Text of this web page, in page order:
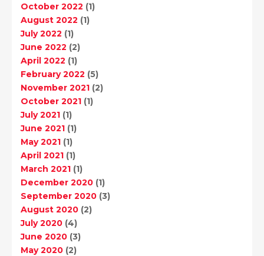
October 2022 (1)
August 2022 (1)
July 2022 (1)
June 2022 (2)
April 2022 (1)
February 2022 (5)
November 2021 (2)
October 2021 (1)
July 2021 (1)
June 2021 (1)
May 2021 (1)
April 2021 (1)
March 2021 (1)
December 2020 (1)
September 2020 (3)
August 2020 (2)
July 2020 (4)
June 2020 (3)
May 2020 (2)